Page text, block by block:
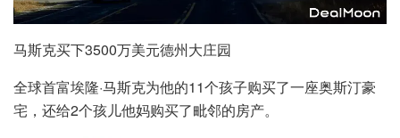
马斯克买下3500万美元德州大庄园
全球首富埃隆·马斯克为他的11个孩子购买了一座奥斯汀豪
宅，还给2个孩儿他妈购买了毗邻的房产。